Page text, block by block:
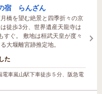
宿 らんざん
橋を望む絶景と四季折々の京
徒歩3分、世界遺産天龍寺は
すぐ。 敷地は桓武天皇が度々
大堰離宮跡推定地。
す
た
車嵐山駅下車徒歩５分、阪急電